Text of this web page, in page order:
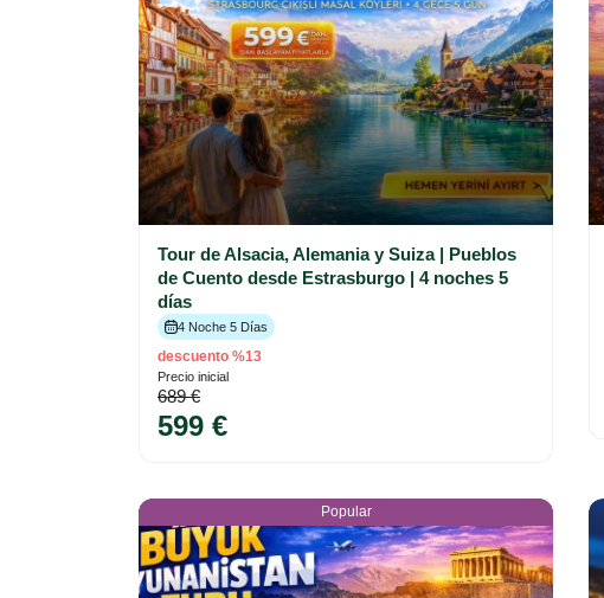
Tour de Alsacia, Alemania y Suiza | Pueblos
de Cuento desde Estrasburgo | 4 noches 5
días
4 Noche 5 Días
descuento %13
Precio inicial
689 €
599 €
Popular